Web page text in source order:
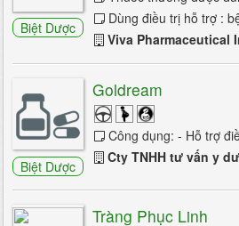
Đau thần kinh tọa
Bại não trẻ em
Chấn thương sọ não
Hội chứng ống cổ tay
HC mệt mỏi mạn
Biệt Dược
Dùng điều trị hỗ trợ : bệnh cơ tim, thiểu năng tuần hoàn, bệnh
Viva Pharmaceutical
Biệt Dược
Goldream
Công dụng: - Hỗ trợ điều trị bệnh mất ngủ, khó ngủ, ngủ
Cty TNHH tư vấn y
Tràng Phục Linh